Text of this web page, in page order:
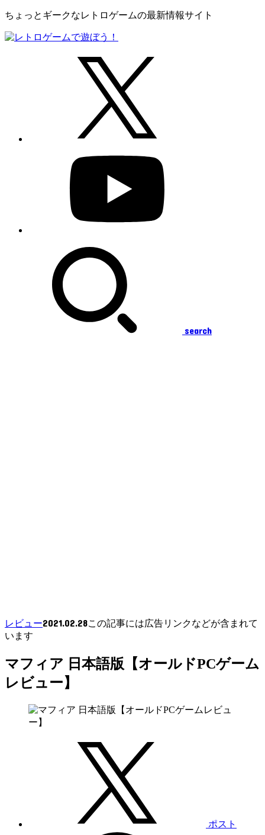
ちょっとギークなレトロゲームの最新情報サイト
search
レビュー2021.02.28この記事には広告リンクなどが含まれて
います
マフィア 日本語版【オールドPCゲーム
レビュー】
ポスト